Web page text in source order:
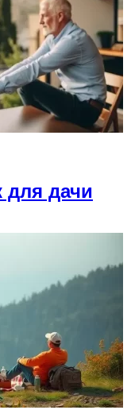
для дачи